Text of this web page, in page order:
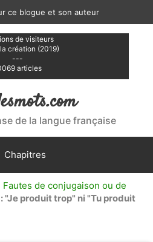
ce blogue et son auteur
de visiteurs
création (2019)
---
articles
de la langue française
Chapitres
Fautes de conjugaison ou de
"Je produit trop" ni "Tu produit